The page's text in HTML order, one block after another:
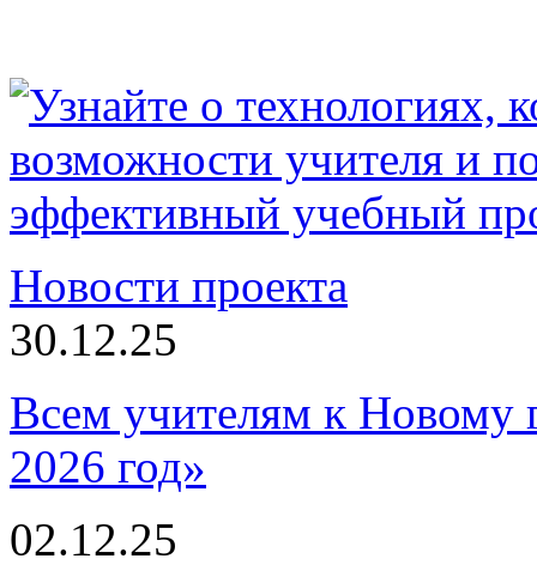
Новости проекта
30.12.25
Всем учителям к Новому
2026 год»
02.12.25